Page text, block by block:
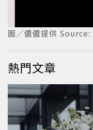
圖／儂儂提供 Source:
熱門文章